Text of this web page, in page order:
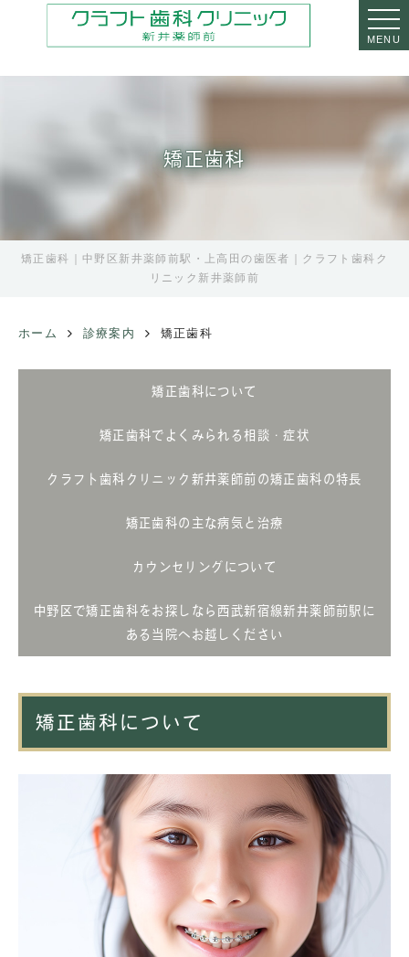
MENU
矯正歯科
矯正歯科｜中野区新井薬師前駅・上高田の歯医者｜クラフト歯科ク
リニック新井薬師前
ホーム 診療案内 矯正歯科
矯正歯科について
矯正歯科でよくみられる相談・症状
クラフト歯科クリニック新井薬師前の矯正歯科の特長
矯正歯科の主な病気と治療
カウンセリングについて
中野区で矯正歯科をお探しなら西武新宿線新井薬師前駅に
ある当院へお越しください
矯正歯科について